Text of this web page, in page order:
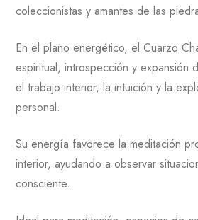
coleccionistas y amantes de las
En el plano energético, el Cuarzo
espiritual, introspección y expansión
el trabajo interior, la intuición y la
personal.
Su energía favorece la meditación
interior, ayudando a observar
consciente.